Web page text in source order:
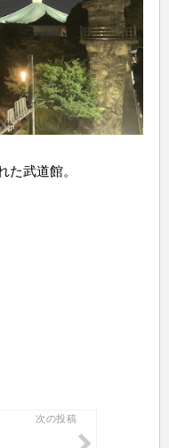
た武道館。
次の投稿